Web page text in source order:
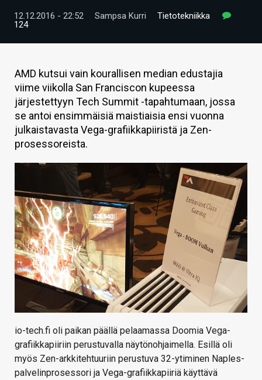
VIDEOT
HINTA.FI
KAUPPA
VAIHDA TEEMA
HAKU
12.12.2016 - 22:52 Sampsa Kurri
Tietotekniikka
124
AMD kutsui vain kourallisen median edustajia
viime viikolla San Franciscon kupeessa
järjestettyyn Tech Summit -tapahtumaan, jossa
se antoi ensimmäisiä maistiaisia ensi vuonna
julkaistavasta Vega-grafiikkapiiristä ja Zen-
prosessoreista.
io-tech.fi oli paikan päällä pelaamassa Doomia Vega-
grafiikkapiiriin perustuvalla näytönohjaimella. Esillä oli
myös Zen-arkkitehtuuriin perustuva 32-ytiminen Naples-
palvelinprosessori ja Vega-grafiikkapiiriä käyttävä